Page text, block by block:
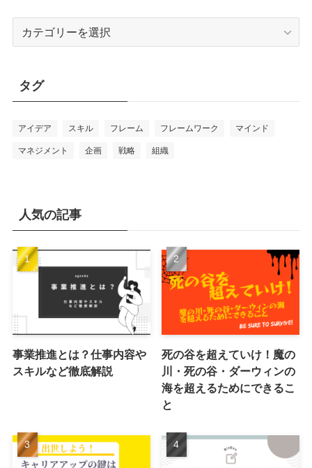
ー
タグ
アイデア スキル フレーム フレームワーク マインド
マネジメント 企画 戦略 組織
人気の記事
事業推進とは？仕事内容や
スキルなど徹底解説
死の谷を超えていけ！魔の
川・死の谷・ダーウィンの
海を超えるためにできるこ
と